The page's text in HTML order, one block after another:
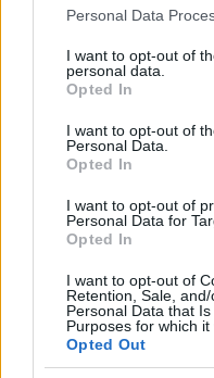
Please note that this
not limited to your visit or
grant or deny consent to
use your data for below
consent section.
Personal Data
I want to opt-out of
personal data.
Opted In
I want to opt-out of
Personal Data.
Opted In
I want to opt-out of
Personal Data for
Opted In
I want to opt-out of
Retention, Sale,
Personal Data that
Purposes for which
Opted Out
gr. J - MŚ 2026 - ostatnie
Na tej stronie znajdziesz
rozpoczęcia i wynikami.
PodkarpacieLive.pl
sprawdzać terminy kolejnych
Świata 2026.
DRUŻYNY - GR. J - MŚ 2026